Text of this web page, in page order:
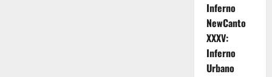
Inferno
NewCanto
XXXV:
Inferno
Urbano